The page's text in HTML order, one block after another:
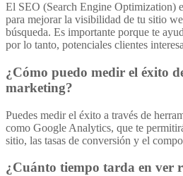
El SEO (Search Engine Optimization)
para mejorar la visibilidad de tu sitio
búsqueda. Es importante porque te
por lo tanto, potenciales clientes
¿Cómo puedo medir el éxito
marketing?
Puedes medir el éxito a través de
como Google Analytics, que te
sitio, las tasas de conversión y el
¿Cuánto tiempo tarda en ver